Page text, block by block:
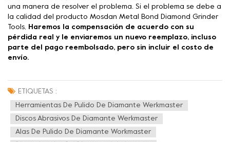
una manera de resolver el problema. Si el problema se debe a
la calidad del producto Mosdan Metal Bond Diamond Grinder
Tools, Haremos la compensación de acuerdo con su
pérdida real y le enviaremos un nuevo reemplazo, incluso
parte del pago reembolsado, pero sin incluir el costo de
envío.
ETIQUETAS :
Herramientas De Pulido De Diamante Werkmaster
Discos Abrasivos De Diamante Werkmaster
Alas De Pulido De Diamante Workmaster